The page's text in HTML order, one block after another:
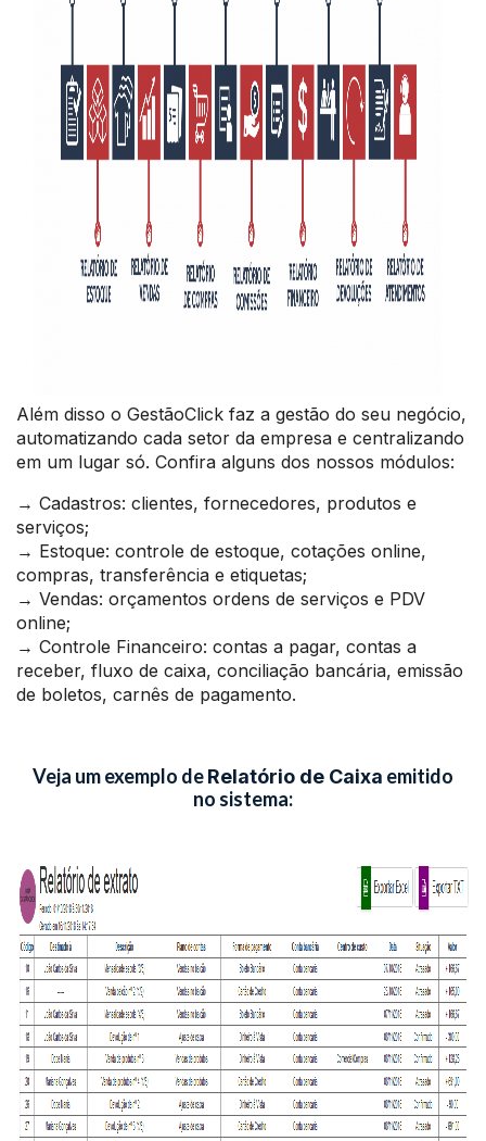
Além disso o GestãoClick faz a gestão do seu negócio,
automatizando cada setor da empresa e centralizando
em um lugar só. Confira alguns dos nossos módulos:
→ Cadastros: clientes, fornecedores, produtos e
serviços;
→ Estoque: controle de estoque, cotações online,
compras, transferência e etiquetas;
→ Vendas: orçamentos ordens de serviços e PDV
online;
→ Controle Financeiro: contas a pagar, contas a
receber, fluxo de caixa, conciliação bancária, emissão
de boletos, carnês de pagamento.
Veja um exemplo deRelatório de Caixa emitido
no sistema: